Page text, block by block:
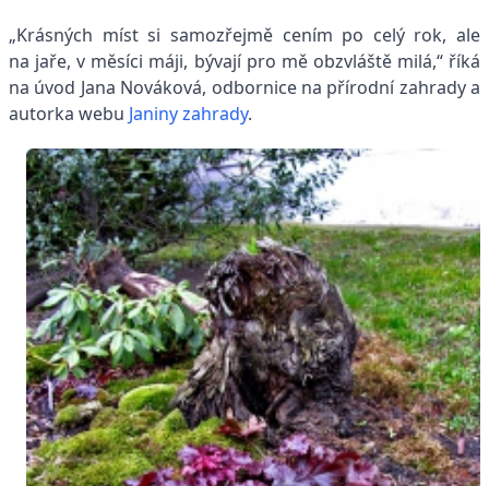
„Krásných míst si samozřejmě cením po celý rok, ale
na jaře, v měsíci máji, bývají pro mě obzvláště milá,“říká
na úvod Jana Nováková, odbornice na přírodní zahrady a
autorka webu Janiny zahrady.